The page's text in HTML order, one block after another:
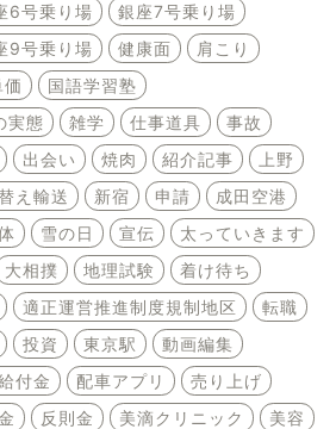
6号乗り場
銀座7号乗り場
9号乗り場 健康面
肩こり
価
国語学習塾
実態
雑学 仕事道具
事故
出会い 焼肉 紹介記事
上野
え輸送 新宿 申請
成田空港
雪の日 宣伝
太っていきます
大相撲 地理試験
着け待ち
適正運営推進制度規制地区
転職
投資 東京駅
動画編集
付金 配車アプリ
売り上げ
反則金 美滴クリニック
美容